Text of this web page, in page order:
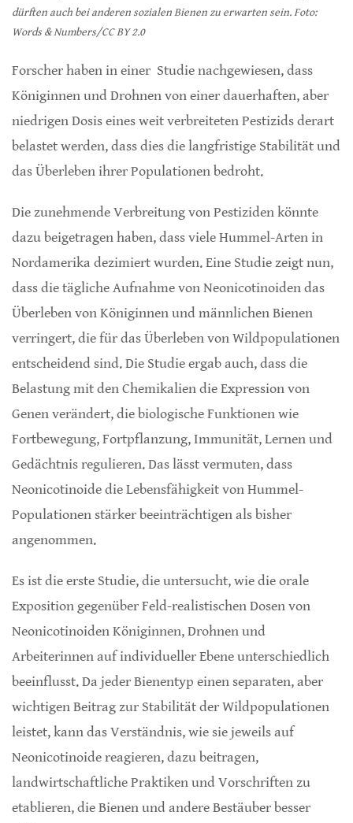
dürften auch bei anderen sozialen Bienen zu erwarten sein. Foto:
Words & Numbers/CC BY 2.0
Forscher haben in einer Studie nachgewiesen, dass
Königinnen und Drohnen von einer dauerhaften, aber
niedrigen Dosis eines weit verbreiteten Pestizids derart
belastet werden, dass dies die langfristige Stabilität und
das Überleben ihrer Populationen bedroht.
Die zunehmende Verbreitung von Pestiziden könnte
dazu beigetragen haben, dass viele Hummel-Arten in
Nordamerika dezimiert wurden. Eine Studie zeigt nun,
dass die tägliche Aufnahme von Neonicotinoiden das
Überleben von Königinnen und männlichen Bienen
verringert, die für das Überleben von Wildpopulationen
entscheidend sind. Die Studie ergab auch, dass die
Belastung mit den Chemikalien die Expression von
Genen verändert, die biologische Funktionen wie
Fortbewegung, Fortpflanzung, Immunität, Lernen und
Gedächtnis regulieren. Das lässt vermuten, dass
Neonicotinoide die Lebensfähigkeit von Hummel-
Populationen stärker beeinträchtigen als bisher
angenommen.
Es ist die erste Studie, die untersucht, wie die orale
Exposition gegenüber Feld-realistischen Dosen von
Neonicotinoiden Königinnen, Drohnen und
Arbeiterinnen auf individueller Ebene unterschiedlich
beeinflusst. Da jeder Bienentyp einen separaten, aber
wichtigen Beitrag zur Stabilität der Wildpopulationen
leistet, kann das Verständnis, wie sie jeweils auf
Neonicotinoide reagieren, dazu beitragen,
landwirtschaftliche Praktiken und Vorschriften zu
etablieren, die Bienen und andere Bestäuber besser